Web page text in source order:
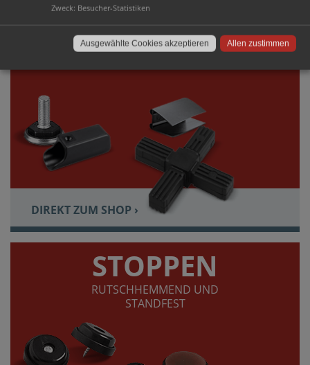
VERBINDEN
DIREKT ZUM SHOP ›
STOPPEN
RUTSCHHEMMEND UND
STANDFEST
Zweck: Besucher-Statistiken
Allen zustimmen
Ausgewählte Cookies akzeptieren